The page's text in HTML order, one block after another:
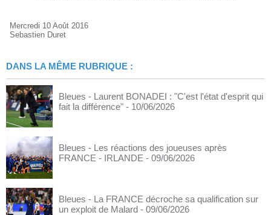
Mercredi 10 Août 2016
Sebastien Duret
DANS LA MÊME RUBRIQUE :
Bleues - Laurent BONADEI : "C'est l'état d'esprit qui
fait la différence" - 10/06/2026
Bleues - Les réactions des joueuses après
FRANCE - IRLANDE - 09/06/2026
Bleues - La FRANCE décroche sa qualification sur
un exploit de Malard - 09/06/2026